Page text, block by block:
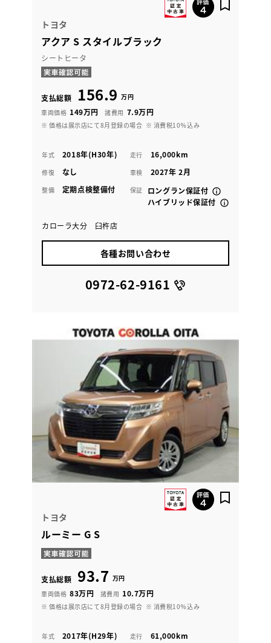
トヨタ
アクア S スタイルブラック
シートヒータ
支払総額 156.9 万円
車両価格 149万円 諸費用 7.9万円
※ 価格は展示店にて8月登録の場合 ※ 消費税10％込み
年式 2018年(H30年) 走行 16,000km
修復 なし 車検 2027年 2月
整備 定期点検整備付 保証
ロングラン保証付
ハイブリッド保証付
カローラ大分 臼杵店
各種お問い合わせ
0972-62-9161
トヨタ
ルーミー G S
支払総額 93.7 万円
車両価格 83万円 諸費用 10.7万円
※ 価格は展示店にて8月登録の場合 ※ 消費税10％込み
年式 2017年(H29年) 走行 61,000km